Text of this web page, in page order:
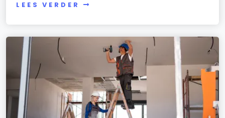
LEES VERDER